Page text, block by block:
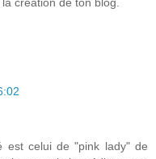
est celui de "pink lady" de